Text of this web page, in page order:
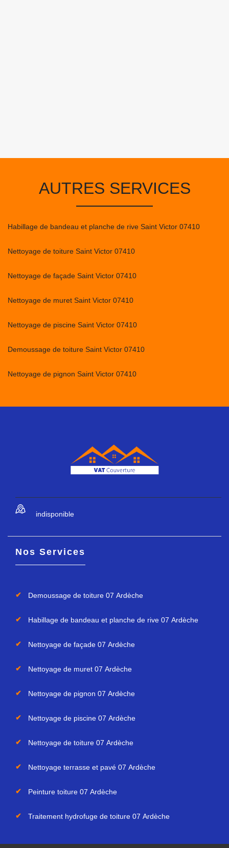
AUTRES SERVICES
Habillage de bandeau et planche de rive Saint Victor 07410
Nettoyage de toiture Saint Victor 07410
Nettoyage de façade Saint Victor 07410
Nettoyage de muret Saint Victor 07410
Nettoyage de piscine Saint Victor 07410
Demoussage de toiture Saint Victor 07410
Nettoyage de pignon Saint Victor 07410
indisponible
Nos Services
Demoussage de toiture 07 Ardèche
Habillage de bandeau et planche de rive 07 Ardèche
Nettoyage de façade 07 Ardèche
Nettoyage de muret 07 Ardèche
Nettoyage de pignon 07 Ardèche
Nettoyage de piscine 07 Ardèche
Nettoyage de toiture 07 Ardèche
Nettoyage terrasse et pavé 07 Ardèche
Peinture toiture 07 Ardèche
Traitement hydrofuge de toiture 07 Ardèche